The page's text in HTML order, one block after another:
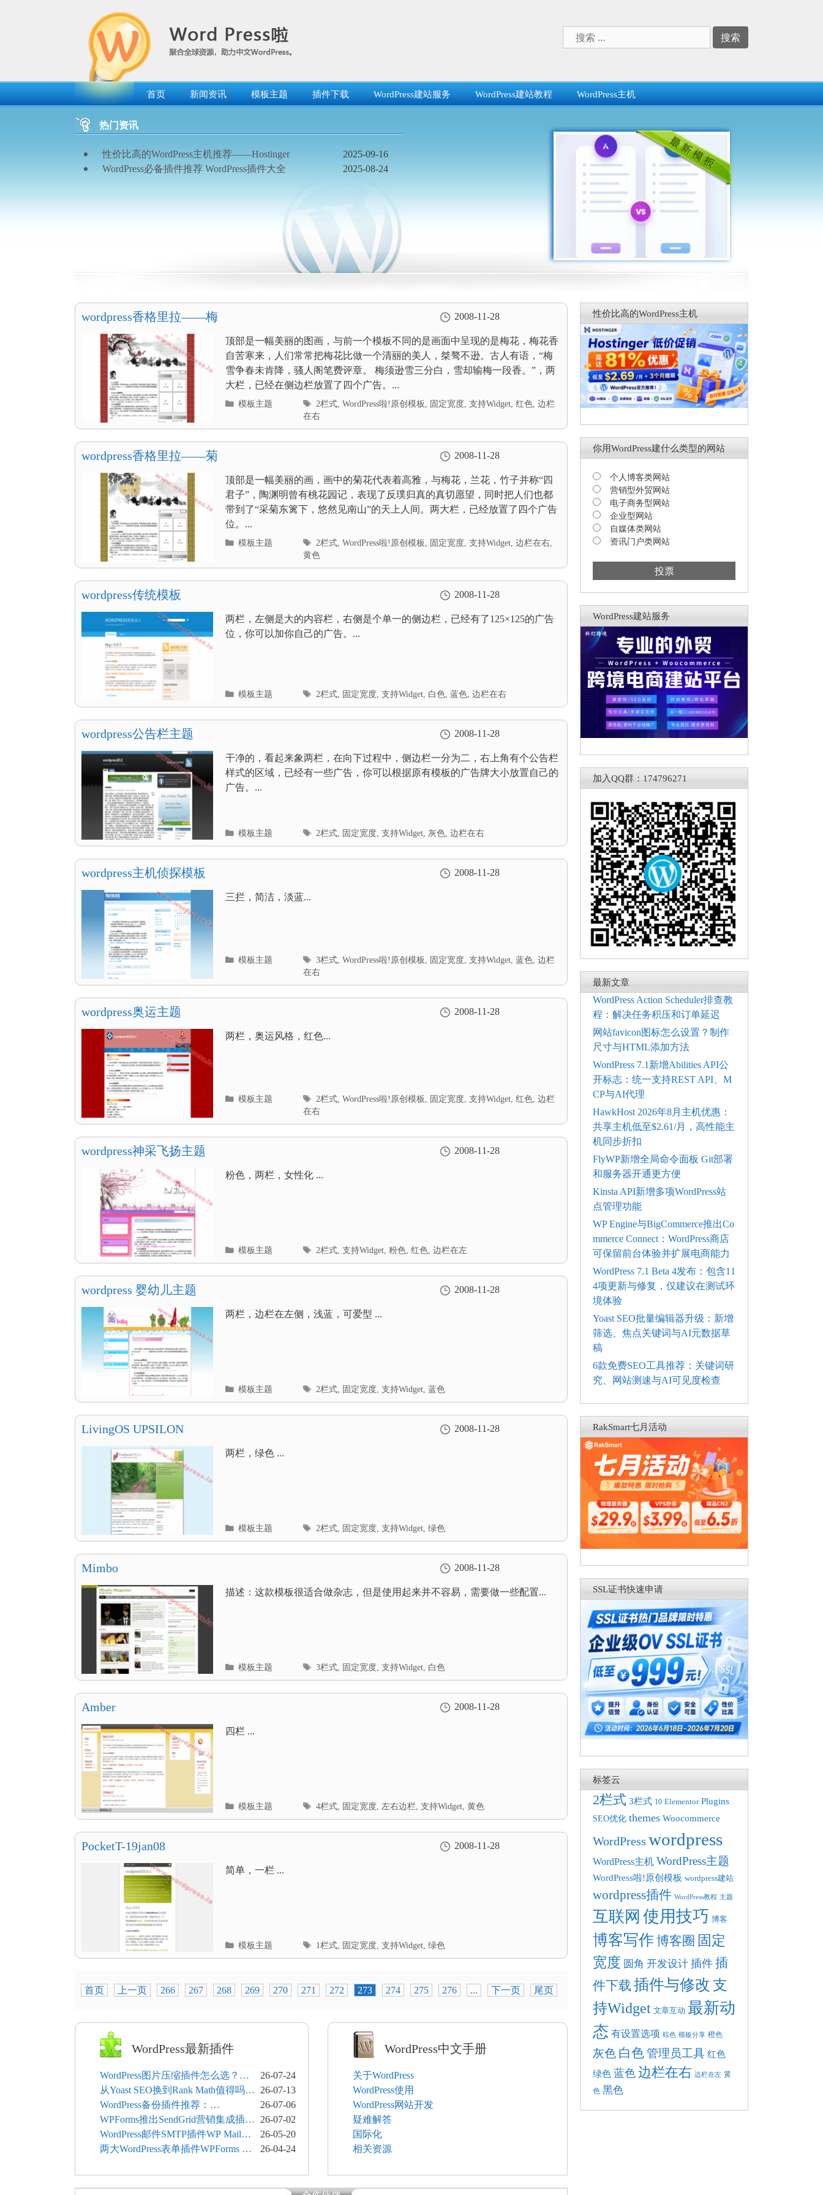
索：
首页 新闻资讯 模板主题 插件下载 WordPress建站服务 WordPress建站教程 WordPress主机
热门资讯
性价比高的WordPress主机推荐——Hostinger
2025-09-16
WordPress必备插件推荐 WordPress插件大全
2025-08-24
wordpress香格里拉——梅 2008-11-28
顶部是一幅美丽的图画，与前一个模板不同的是画面中呈现的是梅花，梅花香
自苦寒来，人们常常把梅花比做一个清丽的美人，桀骜不逊。古人有语，“梅
雪争春未肯降，骚人阁笔费评章。 梅须逊雪三分白，雪却输梅一段香。”，两
大栏，已经在侧边栏放置了四个广告。...
分
目
录
模板主题
标
签
2栏式,WordPress啦!原创模板 , 固定宽度,支持Widget,红色,边栏
在右
wordpress香格里拉——菊 2008-11-28
顶部是一幅美丽的画，画中的菊花代表着高雅，与梅花，兰花，竹子并称“四
君子”，陶渊明曾有桃花园记，表现了反璞归真的真切愿望，同时把人们也都
带到了“采菊东篱下，悠然见南山”的天上人间。两大栏，已经放置了四个广告
位。...
分
目
录
模板主题
标
签
2栏式,WordPress啦!原创模板 , 固定宽度,支持Widget,边栏在右,
黄色
wordpress传统模板 2008-11-28
两栏，左侧是大的内容栏，右侧是个单一的侧边栏，已经有了125×125的广告
位，你可以加你自己的广告。...
分
类
目
模板主题
标
签
2栏式, 固定宽度,支持Widget, 白色,蓝色,边栏在右
wordpress公告栏主题 2008-11-28
干净的，看起来象两栏，在向下过程中，侧边栏一分为二，右上角有个公告栏
样式的区域，已经有一些广告，你可以根据原有模板的广告牌大小放置自己的
广告。...
分
类
目
模板主题
标
签
2栏式, 固定宽度,支持Widget,灰色,边栏在右
wordpress主机侦探模板 2008-11-28
三拦，简洁，淡蓝...
分
目
录
模板主题
标
签
3栏式,WordPress啦!原创模板 , 固定宽度,支持Widget,蓝色,边栏
在右
wordpress奥运主题 2008-11-28
两栏，奥运风格，红色...
分
目
录
模板主题
标
签
2栏式,WordPress啦!原创模板 , 固定宽度,支持Widget,红色,边栏
在右
wordpress神采飞扬主题 2008-11-28
粉色，两栏，女性化 ...
分
类
目
模板主题
标
签
2栏式,支持Widget,粉色,红色,边栏在左
wordpress 婴幼儿主题 2008-11-28
两栏，边栏在左侧，浅蓝，可爱型 ...
分
类
目
模板主题
标
签
2栏式, 固定宽度,支持Widget,蓝色
LivingOS UPSILON 2008-11-28
两栏，绿色 ...
分
类
目
模板主题
标
签
2栏式, 固定宽度,支持Widget,绿色
Mimbo 2008-11-28
描述：这款模板很适合做杂志，但是使用起来并不容易，需要做一些配置...
分
类
目
模板主题
标
签
3栏式, 固定宽度,支持Widget, 白色
Amber 2008-11-28
四栏 ...
分
类
目
模板主题
标
签
4栏式, 固定宽度,左右边栏,支持Widget,黄色
PocketT-19jan08 2008-11-28
简单，一栏 ...
分
类
录
模板主题
标
签
1栏式, 固定宽度,支持Widget,绿色
首页 上一页 266 267 268 269 270 271 272 273 274 275 276 ... 下一页 尾页
WordPress最新插件
WordPress图片压缩插件怎么选？
ShortPixel、Imagify、Smush和
EWWW全面对比
26-07-24
从Yoast SEO换到Rank Math值得吗？
6个功能与切换前检查清单
26-07-13
WordPress备份插件推荐：
UpdraftPlus、JetBackup和主机自动备
份等方案
26-07-06
WPForms推出SendGrid营销集成插件
实现表单联系人自动同步
26-07-02
WordPress邮件SMTP插件WP Mail
SMTP和FluentSMT对比评测
26-05-20
两大WordPress表单插件WPForms 和
26-04-24
WordPress中文手册
关于WordPress
WordPress使用
WordPress网站开发
疑难解答
国际化
相关资源
性价比高的WordPress主机
你用WordPress建什么类型的网站
个人博客类网站
营销型外贸网站
电子商务型网站
企业型网站
自媒体类网站
资讯门户类网站
投票
WordPress建站服务
加入QQ群：174796271
最新文章
WordPress Action Scheduler排查教
程：解决任务积压和订单延迟
网站favicon图标怎么设置？制作
尺寸与HTML添加方法
WordPress 7.1新增Abilities API公
开标志：统一支持REST API、M
CP与AI代理
HawkHost 2026年8月主机优惠：
共享主机低至$2.61/月，高性能主
机同步折扣
FlyWP新增全局命令面板 Git部署
和服务器开通更方便
Kinsta API新增多项WordPress站
点管理功能
WP Engine与BigCommerce推出Co
mmerce Connect：WordPress商店
可保留前台体验并扩展电商能力
WordPress 7.1 Beta 4发布：包含11
4项更新与修复，仅建议在测试环
境体验
Yoast SEO批量编辑器升级：新增
筛选、焦点关键词与AI元数据草
稿
6款免费SEO工具推荐：关键词研
究、网站测速与AI可见度检查
RakSmart七月活动
SSL证书快速申请
标签云
2栏式 3栏式 10 Elementor Plugins
SEO优化 themes Woocommerce
WordPress wordpress
WordPress主机 WordPress主题
WordPress啦!原创模板 wordpress建站
wordpress插件 WordPress教程 主题
互联网 使用技巧 博客
博客写作 博客圈 固定
宽度 圆角 开发设计 插件 插
件下载 插件与修改 支
持Widget 文章互动 最新动
态 有设置选项 棕色 模板分享 橙色
灰色 白色管理员工具 红色
绿色 蓝色 边栏在右 边栏在左 黄
色 黑色